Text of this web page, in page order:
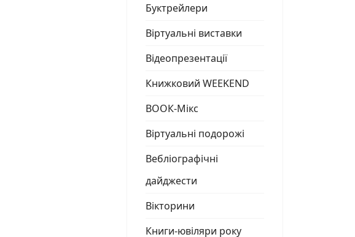
Буктрейлери
Віртуальні виставки
Відеопрезентації
Книжковий WEEKEND
ВООК-Мікс
Віртуальні подорожі
Вебліографічні
дайджести
Вікторини
Книги-ювіляри року